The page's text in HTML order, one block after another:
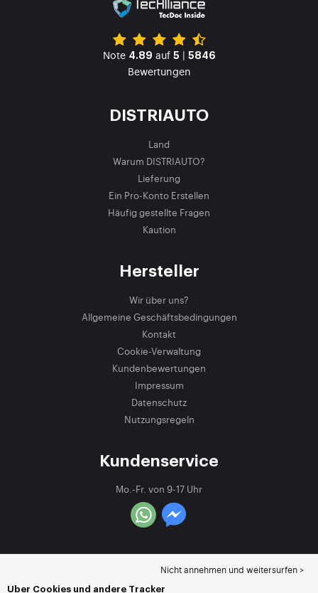
Note 4.89 auf 5 | 5846
Bewertungen
DISTRIAUTO
Land
Warum DISTRIAUTO?
Lieferung
Ein Pro-Konto Erstellen
Häufig gestellte Fragen
Kaution
Hersteller
Wir über uns?
Allgemeine Geschäftsbedingungen
Kontakt
Cookie-Verwaltung
Kundenbewertungen
Impressum
Datenschutz
Nutzungsregeln
Kundenservice
Mo.-Fr. von 9-17 Uhr
Nicht annehmen und weitersurfen >
Über Cookies und andere Tracker